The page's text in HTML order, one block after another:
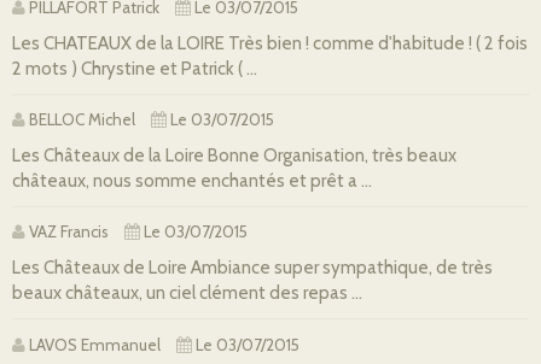
PILLAFORT Patrick Le 03/07/2015
Les CHATEAUX de la LOIRE Très bien ! comme d'habitude ! ( 2 fois
2 mots ) Chrystine et Patrick ( ...
BELLOC Michel Le 03/07/2015
Les Châteaux de la Loire Bonne Organisation, très beaux
châteaux, nous somme enchantés et prêt a ...
VAZ Francis Le 03/07/2015
Les Châteaux de Loire Ambiance super sympathique, de très
beaux châteaux, un ciel clément des repas ...
LAVOS Emmanuel Le 03/07/2015